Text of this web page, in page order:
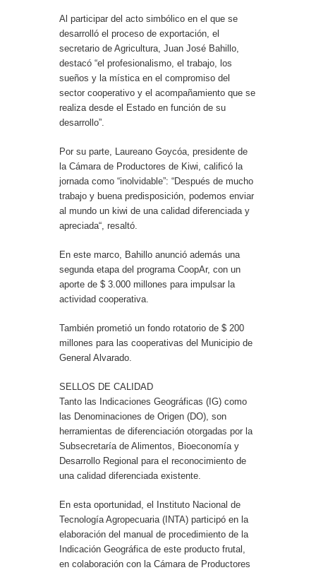
Al participar del acto simbólico en el que se
desarrolló el proceso de exportación, el
secretario de Agricultura, Juan José Bahillo,
destacó “el profesionalismo, el trabajo, los
sueños y la mística en el compromiso del
sector cooperativo y el acompañamiento que se
realiza desde el Estado en función de su
desarrollo”.
Por su parte, Laureano Goycóa, presidente de
la Cámara de Productores de Kiwi, calificó la
jornada como “inolvidable”: “Después de mucho
trabajo y buena predisposición, podemos enviar
al mundo un kiwi de una calidad diferenciada y
apreciada“, resaltó.
En este marco, Bahillo anunció además una
segunda etapa del programa CoopAr, con un
aporte de $ 3.000 millones para impulsar la
actividad cooperativa.
También prometió un fondo rotatorio de $ 200
millones para las cooperativas del Municipio de
General Alvarado.
SELLOS DE CALIDAD
Tanto las Indicaciones Geográficas (IG) como
las Denominaciones de Origen (DO), son
herramientas de diferenciación otorgadas por la
Subsecretaría de Alimentos, Bioeconomía y
Desarrollo Regional para el reconocimiento de
una calidad diferenciada existente.
En esta oportunidad, el Instituto Nacional de
Tecnología Agropecuaria (INTA) participó en la
elaboración del manual de procedimiento de la
Indicación Geográfica de este producto frutal,
en colaboración con la Cámara de Productores